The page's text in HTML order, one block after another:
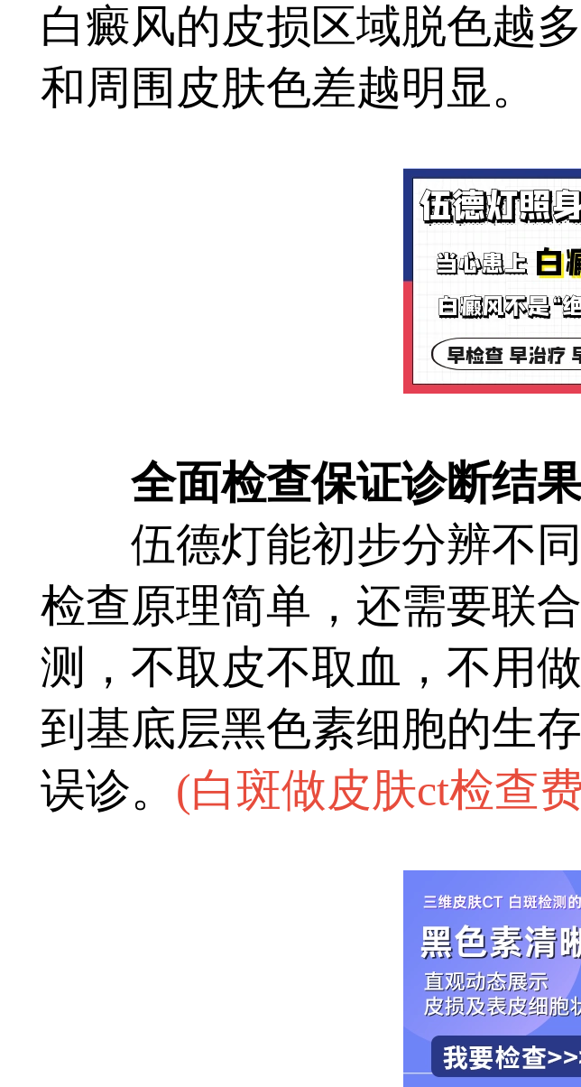
白癜风的皮损区域脱色越
和周围皮肤色差越明显。
全面检查保证诊断结
伍德灯能初步分辨不同
检查原理简单，还需要联
测，不取皮不取血，不用
到基底层黑色素细胞的生
误诊。 (白斑做皮肤ct检查